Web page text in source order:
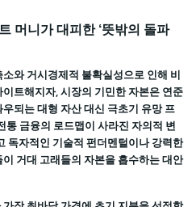
머니가 대피한 ‘뜻밖의 돌파
와 거시경제적 불확실성으로 인해 비
트해지자, 시장의 기민한 자본은 연준
되는 대형 자산 대신 극초기 유망 프
통 금융의 로드맵이 사라진 자의적 변
독자적인 기술적 펀더멘털이나 강력한
거대 고래들의 자본을 흡수하는 대안